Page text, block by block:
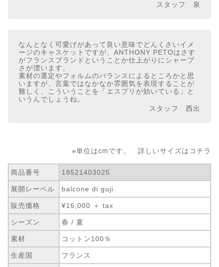
スタッフ 泉
なんとなく可愛げがあって良い意味でどんくさいイメ
ージのキャスケットですが、ANTHONY PETOはさす
がフランスブランドということか仕上がりにシャープ
さが漂います。
素材の選定やフォルムのバランスによるところかと思
いますが、言葉ではなかなか雰囲気を表現することが
難しく、こういうことを「エスプリが効いている」と
いうんでしょうね。
スタッフ 西出
※単位はcmです。 詳しいサイズは コチラ
商品番号 18521403025
展開レーベル balcone di guji
販売価格 ¥16,000 ＋ tax
シーズン 春 / 夏
素材 コットン100％
生産国 フランス